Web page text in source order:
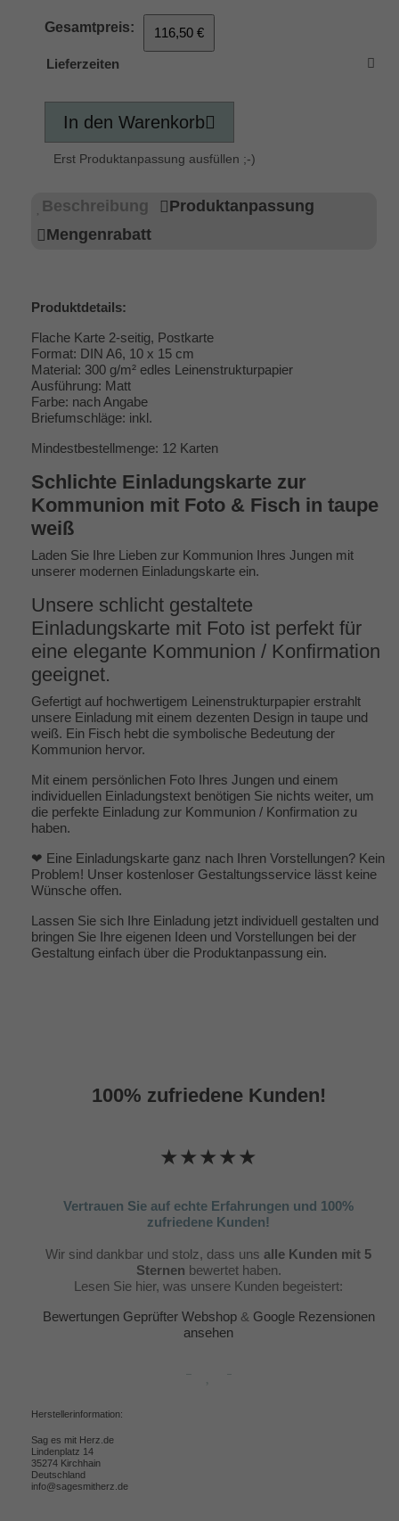
Gesamtpreis: 116,50 €
Lieferzeiten
In den Warenkorb
Erst Produktanpassung ausfüllen ;-)
Beschreibung
Produktanpassung
Mengenrabatt
Produktdetails:
Flache Karte 2-seitig, Postkarte
Format: DIN A6, 10 x 15 cm
Material: 300 g/m² edles Leinenstrukturpapier
Ausführung: Matt
Farbe: nach Angabe
Briefumschläge: inkl.
Mindestbestellmenge: 12 Karten
Schlichte Einladungskarte zur
Kommunion mit Foto & Fisch in taupe
weiß
Laden Sie Ihre Lieben zur Kommunion Ihres Jungen mit
unserer modernen Einladungskarte ein.
Unsere schlicht gestaltete
Einladungskarte mit Foto ist perfekt für
eine elegante Kommunion / Konfirmation
geeignet.
Gefertigt auf hochwertigem Leinenstrukturpapier erstrahlt
unsere Einladung mit einem dezenten Design in taupe und
weiß. Ein Fisch hebt die symbolische Bedeutung der
Kommunion hervor.
Mit einem persönlichen Foto Ihres Jungen und einem
individuellen Einladungstext benötigen Sie nichts weiter, um
die perfekte Einladung zur Kommunion / Konfirmation zu
haben.
❤ Eine Einladungskarte ganz nach Ihren Vorstellungen? Kein
Problem! Unser kostenloser Gestaltungsservice lässt keine
Wünsche offen.
Lassen Sie sich Ihre Einladung jetzt individuell gestalten und
bringen Sie Ihre eigenen Ideen und Vorstellungen bei der
Gestaltung einfach über die Produktanpassung ein.
100% zufriedene Kunden!
★★★★★
Vertrauen Sie auf echte Erfahrungen und 100%
zufriedene Kunden!
Wir sind dankbar und stolz, dass uns alle Kunden mit 5
Sternen bewertet haben.
Lesen Sie hier, was unsere Kunden begeistert:
Bewertungen Geprüfter Webshop& Google Rezensionen
ansehen
Herstellerinformation:
Sag es mit Herz.de
Lindenplatz 14
35274 Kirchhain
Deutschland
info@sagesmitherz.de